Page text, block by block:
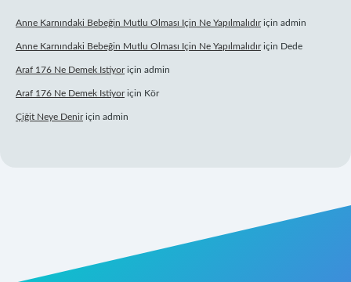
Anne Karnındaki Bebeğin Mutlu Olması Için Ne Yapılmalıdıriçin admin
Anne Karnındaki Bebeğin Mutlu Olması Için Ne Yapılmalıdıriçin Dede
Araf 176 Ne Demek Istiyoriçin admin
Araf 176 Ne Demek Istiyoriçin Kör
Çiğit Neye Deniriçin admin